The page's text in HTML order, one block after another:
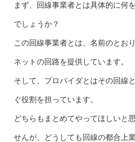
まず、回線事業者とは具体的に何
でしょうか？
この回線事業者とは、名前のとお
ネットの回路を提供しています。
そして、プロバイダとはその回線
ぐ役割を担っています。
どちらもまとめてやってほしいと
せんが、どうしても回線の都合上